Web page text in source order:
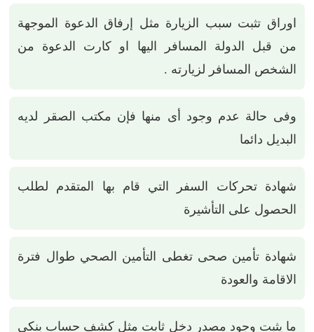
اوراق تثبت سبب الزيارة مثل إرفاق الدعوة الموجهة
من قبل الدولة المسافر اليها او كارت الدعوة من
الشخص المسافر لزيارته .
وفى حالة عدم وجود أى منها فإن مكتب الصقر لديه
البديل دائما
شهادة تحركات السفر التي قام بها المتقدم لطلب
الحصول على التأشيرة
شهادة تأمين صحى تغطى التأمين الصحي طوال فترة
الاقامة والعودة
ما يثبت وجود مصدر دخل ثابت مثل كشف حساب بنكى